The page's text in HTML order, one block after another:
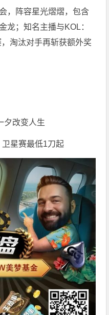
，阵容星光熠熠，包含
龙；知名主播与KOL：
淘汰对手再斩获额外奖
夕改变人生
星赛最低1刀起